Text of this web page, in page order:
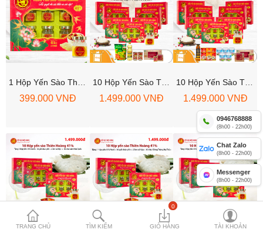
Nước Yến Thiên Hoàng 15%
Nước Yến Yummy Kiddy 20%
Nước Yến Thiên Hoàng 12%
Cháo yến Thiên Hoàng
Compare
Mặt hàng yêu
thích (0)
Currency
TRANG CHỦ TÌM KIẾM
0
GIỎ HÀNG TÀI KHOẢN
399.000 VNĐ
10 Hộp Yến Sào Thiên Hoàng 41% (6 Lọ/hộp) - Tặng 1 Chai Dầu Ăn 1lit + 1 Cặp Knorr + 2 Lon Cá Hộp + 1 Hộp Trà Sâm 100g
1.499.000 VNĐ 1.499.000 VNĐ
0946768888
(8h00 - 22h00)
Chat Zalo
(8h00 - 22h00)
Messenger
(8h00 - 22h00)